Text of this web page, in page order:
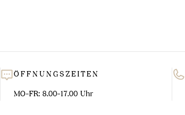
ÖFFNUNGSZEITEN
MO-FR: 8.00-17.00 Uhr